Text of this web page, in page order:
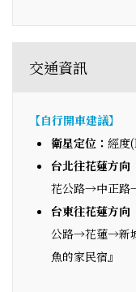
交通資訊
【自行開車建議】
衛星定位： 經度
台北往花蓮方向
花公路→中正路
台東往花蓮方向
公路→花蓮→新
魚的家民宿』